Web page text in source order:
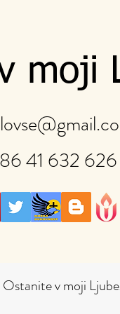
moji
41 632 626
v moji